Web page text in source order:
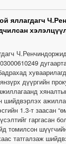
яллагдагч
дүүргийн
шийдвэрлэх
1.3-т заасан
гаргасан
томилсон
татгалзаж